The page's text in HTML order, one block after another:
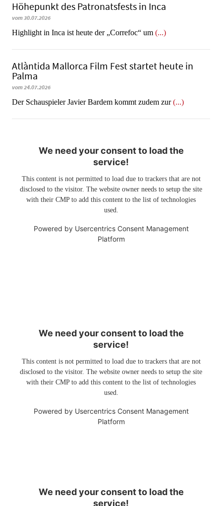
Höhepunkt des Patronatsfests in Inca
vom 30.07.2026
Highlight in Inca ist heute der „Correfoc“ um (...)
Atlàntida Mallorca Film Fest startet heute in
Palma
vom 24.07.2026
Der Schauspieler Javier Bardem kommt zudem zur(...)
We need your consent to load the
service!
This content is not permitted to load due to trackers that are not
disclosed to the visitor. The website owner needs to setup the site
with their CMP to add this content to the list of technologies
used.
Powered by Usercentrics Consent Management
Platform
We need your consent to load the
service!
This content is not permitted to load due to trackers that are not
disclosed to the visitor. The website owner needs to setup the site
with their CMP to add this content to the list of technologies
used.
Powered by Usercentrics Consent Management
Platform
We need your consent to load the
service!